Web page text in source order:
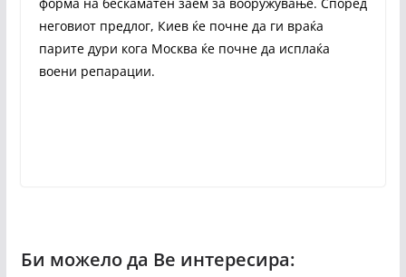
неговиот предлог, Киев ќе почне да ги враќа
парите дури кога Москва ќе почне да исплаќа
воени репарации.